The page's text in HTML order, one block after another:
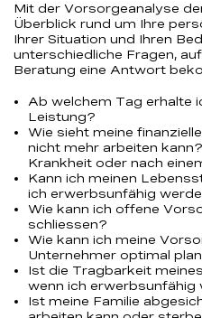
Mit der Vorsorgeanalyse
Überblick rund um Ihre
Ihrer Situation und Ihren
unterschiedliche Fragen,
Beratung eine Antwort
Ab welchem Tag erhalte
Leistung?
Wie sieht meine
nicht mehr arbeiten
Krankheit oder nach
Kann ich meinen
ich erwerbsunfähig
Wie kann ich offene
schliessen?
Wie kann ich meine
Unternehmer optimal
Ist die Tragbarkeit
wenn ich erwerbsunfähig
Ist meine Familie